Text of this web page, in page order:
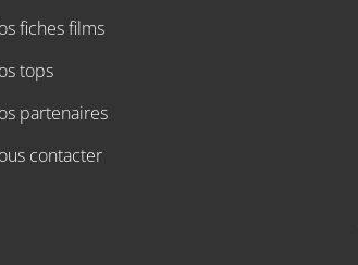
fiches films
tops
partenaires
contacter